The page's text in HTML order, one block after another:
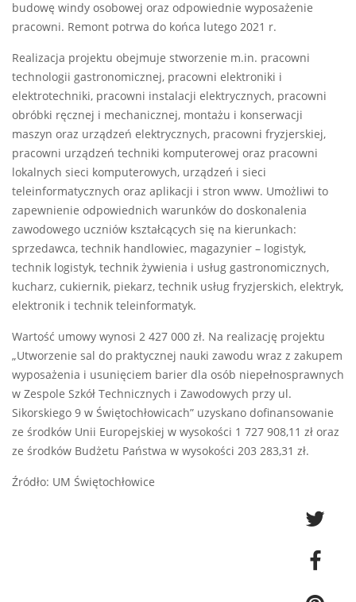
budowę windy osobowej oraz odpowiednie wyposażenie
pracowni. Remont potrwa do końca lutego 2021 r.
Realizacja projektu obejmuje stworzenie m.in. pracowni
technologii gastronomicznej, pracowni elektroniki i
elektrotechniki, pracowni instalacji elektrycznych, pracowni
obróbki ręcznej i mechanicznej, montażu i konserwacji
maszyn oraz urządzeń elektrycznych, pracowni fryzjerskiej,
pracowni urządzeń techniki komputerowej oraz pracowni
lokalnych sieci komputerowych, urządzeń i sieci
teleinformatycznych oraz aplikacji i stron www. Umożliwi to
zapewnienie odpowiednich warunków do doskonalenia
zawodowego uczniów kształcących się na kierunkach:
sprzedawca, technik handlowiec, magazynier – logistyk,
technik logistyk, technik żywienia i usług gastronomicznych,
kucharz, cukiernik, piekarz, technik usług fryzjerskich, elektryk,
elektronik i technik teleinformatyk.
Wartość umowy wynosi 2 427 000 zł. Na realizację projektu
„Utworzenie sal do praktycznej nauki zawodu wraz z zakupem
wyposażenia i usunięciem barier dla osób niepełnosprawnych
w Zespole Szkół Technicznych i Zawodowych przy ul.
Sikorskiego 9 w Świętochłowicach” uzyskano dofinansowanie
ze środków Unii Europejskiej w wysokości 1 727 908,11 zł oraz
ze środków Budżetu Państwa w wysokości 203 283,31 zł.
Źródło: UM Świętochłowice